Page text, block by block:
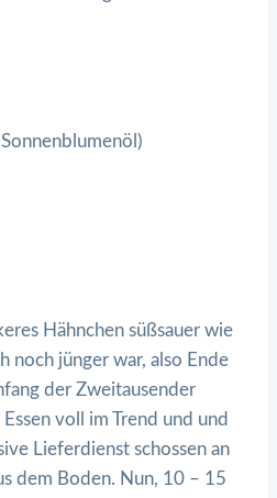
Hähnchen süßsauer wie
noch jünger war, also Ende
der Zweitausender
voll im Trend und und
Lieferdienst schossen an
dem Boden. Nun, 10 – 15